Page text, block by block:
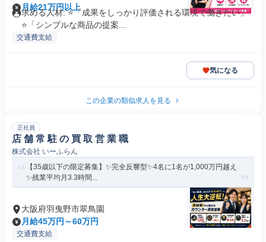
月給21万円以上
求める人材: ⭐「成果をしっかり評価される環境で働きたい」
⭐「シンプルな商品の提案...
交通費支給
気になる
この企業の類似求人を見る
正社員
店 舗 常 駐 の 買 取 営 業 職
株式会社 いーふらん
【35歳以下の限定募集】✨完全反響型✨4名に1名が1,000万円越え
✨残業平均月3.3時間...
大阪府羽曳野市翠鳥園
月給45万円～60万円
交通費支給